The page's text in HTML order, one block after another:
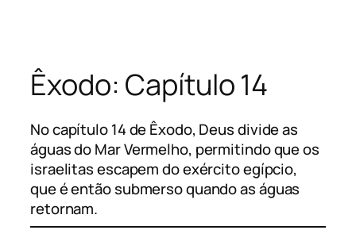
conteúdo
Êxodo: Capítulo 14
No capítulo 14 de Êxodo, Deus divide as
águas do Mar Vermelho, permitindo que os
israelitas escapem do exército egípcio,
que é então submerso quando as águas
retornam.